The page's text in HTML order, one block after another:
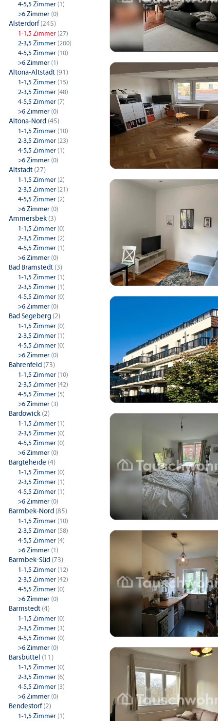
4-5,5 Zimmer (1)
>6 Zimmer (0)
Alsterdorf(245)
1-1,5 Zimmer (27)
2-3,5 Zimmer (200)
4-5,5 Zimmer (10)
>6 Zimmer (1)
Altona-Altstadt (91)
1-1,5 Zimmer (15)
2-3,5 Zimmer (48)
4-5,5 Zimmer (7)
>6 Zimmer (0)
Altona-Nord (45)
1-1,5 Zimmer (10)
2-3,5 Zimmer (23)
4-5,5 Zimmer (1)
>6 Zimmer (0)
Altstadt (27)
1-1,5 Zimmer (2)
2-3,5 Zimmer (21)
4-5,5 Zimmer (2)
>6 Zimmer (0)
Ammersbek (3)
1-1,5 Zimmer (0)
2-3,5 Zimmer (2)
4-5,5 Zimmer (1)
>6 Zimmer (0)
Bad Bramstedt (3)
1-1,5 Zimmer (1)
2-3,5 Zimmer (1)
4-5,5 Zimmer (0)
>6 Zimmer (0)
Bad Segeberg (2)
1-1,5 Zimmer (0)
2-3,5 Zimmer (1)
4-5,5 Zimmer (0)
>6 Zimmer (0)
Bahrenfeld (73)
1-1,5 Zimmer (10)
2-3,5 Zimmer (42)
4-5,5 Zimmer (5)
>6 Zimmer (3)
Bardowick (2)
1-1,5 Zimmer (1)
2-3,5 Zimmer (0)
4-5,5 Zimmer (0)
>6 Zimmer (0)
Bargteheide (4)
1-1,5 Zimmer (0)
2-3,5 Zimmer (1)
4-5,5 Zimmer (1)
>6 Zimmer (0)
Barmbek-Nord (85)
1-1,5 Zimmer (10)
2-3,5 Zimmer (58)
4-5,5 Zimmer (4)
>6 Zimmer (1)
Barmbek-Süd (73)
1-1,5 Zimmer (12)
2-3,5 Zimmer (42)
4-5,5 Zimmer (0)
>6 Zimmer (0)
Barmstedt (4)
1-1,5 Zimmer (0)
2-3,5 Zimmer (3)
4-5,5 Zimmer (0)
>6 Zimmer (0)
Barsbüttel (11)
1-1,5 Zimmer (0)
2-3,5 Zimmer (6)
4-5,5 Zimmer (3)
>6 Zimmer (0)
Bendestorf(2)
1-1,5 Zimmer (1)